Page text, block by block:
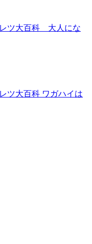
ツ大百科 大人にな
ツ大百科 ワガハイは